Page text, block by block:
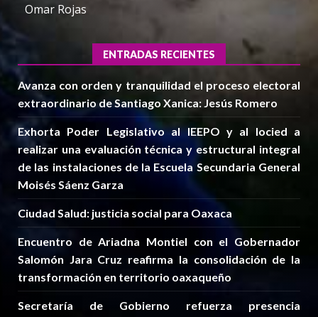
Omar Rojas
ENTRADAS RECIENTES
Avanza con orden y tranquilidad el proceso electoral
extraordinario de Santiago Xanica: Jesús Romero
Exhorta Poder Legislativo al IEEPO y al Iocied a
realizar una evaluación técnica y estructural integral
de las instalaciones de la Escuela Secundaria General
Moisés Sáenz Garza
Ciudad Salud: justicia social para Oaxaca
Encuentro de Ariadna Montiel con el Gobernador
Salomón Jara Cruz reafirma la consolidación de la
transformación en territorio oaxaqueño
Secretaría de Gobierno refuerza presencia